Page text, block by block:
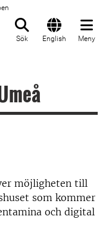
Sök English Meny
möjligheten till
som kommer
och digital